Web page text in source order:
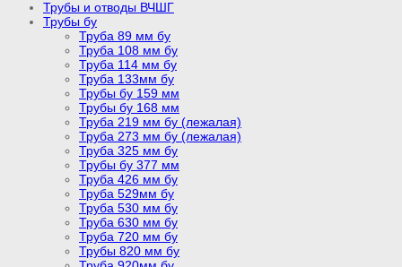
Трубы и отводы ВЧШГ
Трубы бу
Труба 89 мм бу
Труба 108 мм бу
Труба 114 мм бу
Труба 133мм бу
Трубы бу 159 мм
Трубы бу 168 мм
Труба 219 мм бу (лежалая)
Труба 273 мм бу (лежалая)
Труба 325 мм бу
Трубы бу 377 мм
Труба 426 мм бу
Труба 529мм бу
Труба 530 мм бу
Труба 630 мм бу
Труба 720 мм бу
Трубы 820 мм бу